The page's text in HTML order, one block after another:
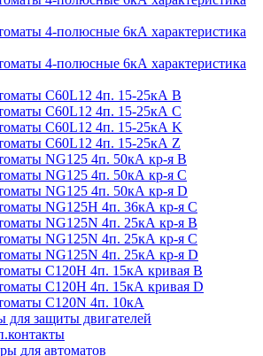
4-полюсные 6кА характеристика
4-полюсные 6кА характеристика
C60L12 4п. 15-25кА B
C60L12 4п. 15-25кА C
C60L12 4п. 15-25кА K
C60L12 4п. 15-25кА Z
NG125 4п. 50кА кр-я B
NG125 4п. 50кА кр-я C
NG125 4п. 50кА кр-я D
NG125H 4п. 36кА кр-я C
NG125N 4п. 25кА кр-я B
NG125N 4п. 25кА кр-я C
NG125N 4п. 25кА кр-я D
С120H 4п. 15кА кривая B
С120H 4п. 15кА кривая D
С120N 4п. 10кА
для защиты двигателей
для автоматов